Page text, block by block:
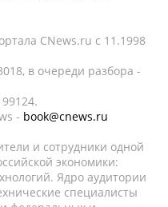
CNews.ru c 11.1998
в очереди разбора -
- book@cnews.ru
и сотрудники одной
экономики:
Ядро аудитории
специалисты